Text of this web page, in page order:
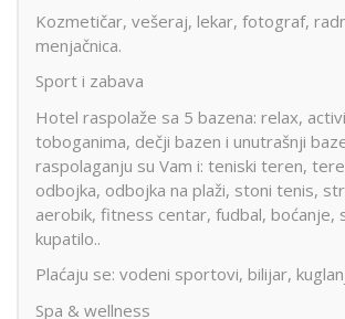
Kozmetičar, vešeraj, lekar, fotograf,
menjačnica.
Sport i zabava
Hotel raspolaže sa 5 bazena: relax,
toboganima, dečji bazen i unutrašnji
raspolaganju su Vam i: teniski teren,
odbojka, odbojka na plaži, stoni tenis,
aerobik, fitness centar, fudbal, boćanje,
kupatilo..
Plaćaju se: vodeni sportovi, bilijar,
Spa & wellness